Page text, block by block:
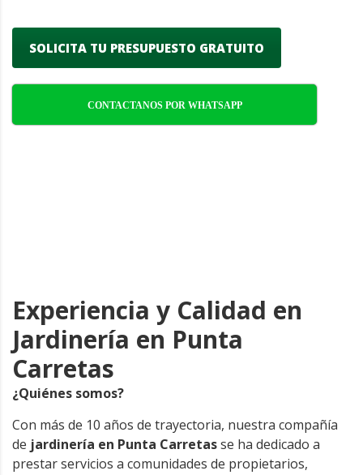
SOLICITA TU PRESUPUESTO GRATUITO
CONTACTANOS POR WHATSAPP
Experiencia y Calidad en
Jardinería en Punta
Carretas
¿Quiénes somos?
Con más de 10 años de trayectoria, nuestra compañía
de jardinería en Punta Carretasse ha dedicado a
prestar servicios a comunidades de propietarios,